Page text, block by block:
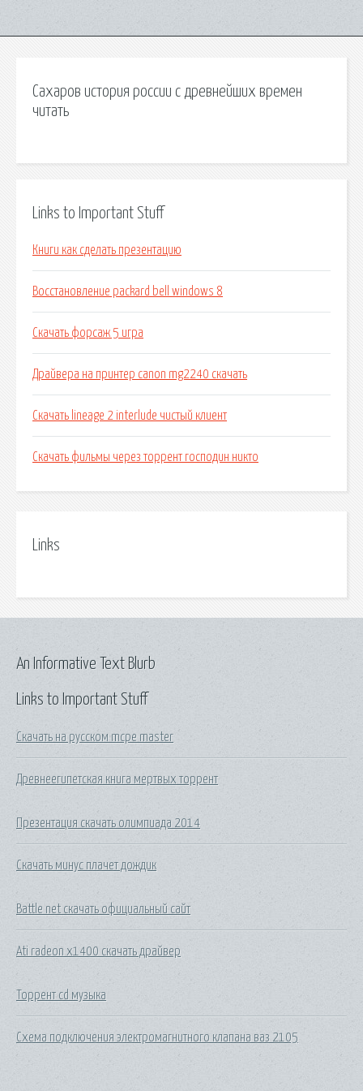
Сахаров история россии с древнейших времен
читать
Links to Important Stuff
Книги как сделать презентацию
Восстановление packard bell windows 8
Скачать форсаж 5 игра
Драйвера на принтер canon mg2240 скачать
Скачать lineage 2 interlude чистый клиент
Скачать фильмы через торрент господин никто
Links
Links to Important Stuff
Скачать на русском mcpe master
Древнеегипетская книга мертвых торрент
Презентация скачать олимпиада 2014
Скачать минус плачет дождик
Battle net скачать официальный сайт
Ati radeon x1400 скачать драйвер
Торрент cd музыка
Схема подключения электромагнитного клапана ваз 2105
An Informative Text Blurb